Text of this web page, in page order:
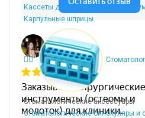
Кассеты для стерилизации
Карпульные шприцы
Стоматологические аксессуары
Стоматологические бинокуляры и